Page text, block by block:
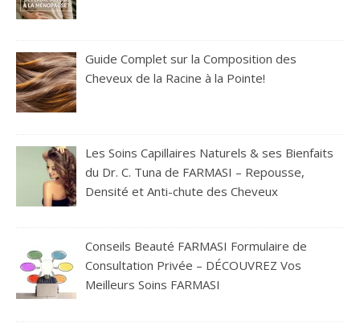
Guide Complet sur la Composition des
Cheveux de la Racine à la Pointe!
Les Soins Capillaires Naturels & ses Bienfaits
du Dr. C. Tuna de FARMASI – Repousse,
Densité et Anti-chute des Cheveux
Conseils Beauté FARMASI Formulaire de
Consultation Privée – DÉCOUVREZ Vos
Meilleurs Soins FARMASI